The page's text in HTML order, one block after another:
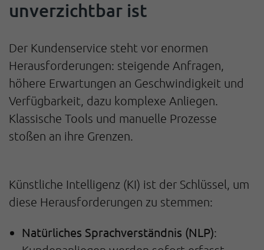
unverzichtbar ist
Der Kundenservice steht vor enormen
Herausforderungen: steigende Anfragen,
höhere Erwartungen an Geschwindigkeit und
Verfügbarkeit, dazu komplexe Anliegen.
Klassische Tools und manuelle Prozesse
stoßen an ihre Grenzen.
Künstliche Intelligenz (KI) ist der Schlüssel, um
diese Herausforderungen zu stemmen:
Natürliches Sprachverständnis (NLP):